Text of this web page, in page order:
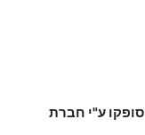
ה-SteelSeries Arctis Nova 7 Wireless סופקו ע"י חברת